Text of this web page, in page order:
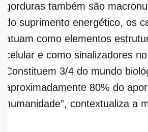
gorduras também são
do suprimento energético, os
atuam como elementos
celular e como sinalizadores
Constituem 3/4 do mundo
aproximadamente 80% do
humanidade”, contextualiza a